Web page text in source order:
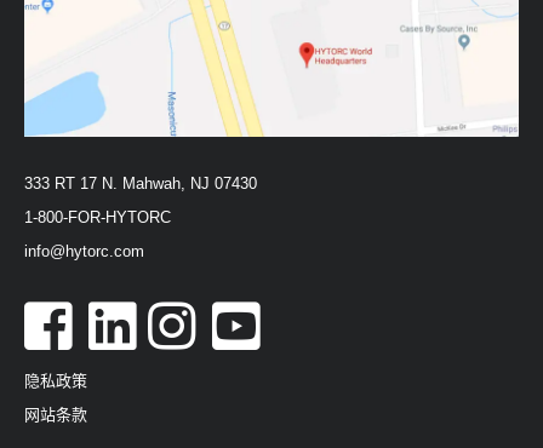
333 RT 17 N. Mahwah, NJ 07430
1-800-FOR-HYTORC
info@hytorc.com
隐私政策
网站条款